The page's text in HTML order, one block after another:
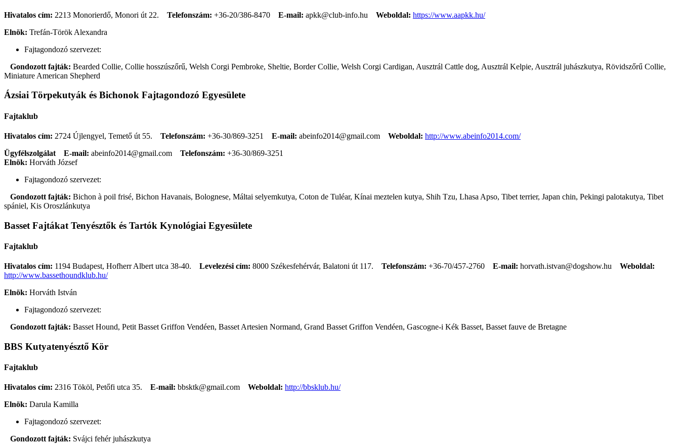
Hivatalos cím: 2213 Monorierdő, Monori út 22. Telefonszám: +36-20/386-8470 E-mail: apkk@club-info.hu Weboldal: https://www.aapkk.hu/
Elnök: Trefán-Török Alexandra
Fajtagondozó szervezet:
Gondozott fajták: Bearded Collie, Collie hosszúszőrű, Welsh Corgi Pembroke, Sheltie, Border Collie, Welsh Corgi Cardigan, Ausztrál Cattle dog, Ausztrál Kelpie, Ausztrál juhászkutya, Rövidszőrű Collie,
Miniature American Shepherd
Ázsiai Törpekutyák és Bichonok Fajtagondozó Egyesülete
Fajtaklub
Hivatalos cím: 2724 Újlengyel, Temető út 55. Telefonszám: +36-30/869-3251 E-mail: abeinfo2014@gmail.com Weboldal: http://www.abeinfo2014.com/
Ügyfélszolgálat
E-mail: abeinfo2014@gmail.com Telefonszám: +36-30/869-3251
Elnök: Horváth József
Fajtagondozó szervezet:
Gondozott fajták: Bichon à poil frisé, Bichon Havanais, Bolognese, Máltai selyemkutya, Coton de Tuléar, Kínai meztelen kutya, Shih Tzu, Lhasa Apso, Tibet terrier, Japan chin, Pekingi palotakutya, Tibet
spániel, Kis Oroszlánkutya
Basset Fajtákat Tenyésztők és Tartók Kynológiai Egyesülete
Fajtaklub
Hivatalos cím: 1194 Budapest, Hofherr Albert utca 38-40. Levelezési cím: 8000 Székesfehérvár, Balatoni út 117. Telefonszám: +36-70/457-2760 E-mail: horvath.istvan@dogshow.hu
Weboldal:
http://www.bassethoundklub.hu/
Elnök: Horváth István
Fajtagondozó szervezet:
Gondozott fajták: Basset Hound, Petit Basset Griffon Vendéen, Basset Artesien Normand, Grand Basset Griffon Vendéen, Gascogne-i Kék Basset, Basset fauve de Bretagne
BBS Kutyatenyésztő Kör
Fajtaklub
Hivatalos cím: 2316 Tököl, Petőfi utca 35. E-mail: bbsktk@gmail.com Weboldal: http://bbsklub.hu/
Elnök: Darula Kamilla
Fajtagondozó szervezet:
Gondozott fajták: Svájci fehér juhászkutya